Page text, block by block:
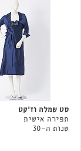
סט שמלה וז'קט
תפירה אישית
שנות ה-30